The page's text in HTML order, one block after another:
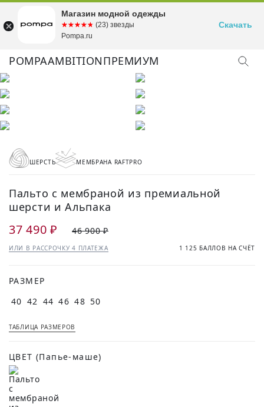
POMPAAMBITIONПРЕМИУМ
КУПИТЬ ОБРАЗ
ШЕРСТЬ МЕМБРАНА RAFTPRO
Пальто с мембраной из премиальной
шерсти и Альпака
37 490 ₽ 46 900 ₽
ИЛИ В РАССРОЧКУ 4 ПЛАТЕЖА 1 125 БАЛЛОВ НА СЧЁТ
РАЗМЕР
40 42 44 46 48 50
ТАБЛИЦА РАЗМЕРОВ
ЦВЕТ (Папье-маше)
Магазин модной одежды
☆☆☆☆☆
★★★★★ (23) звезды
Pompa.ru
Скачать